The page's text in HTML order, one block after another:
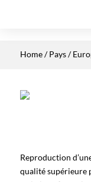
Home/Pays/
Reproduction
qualité supérieure